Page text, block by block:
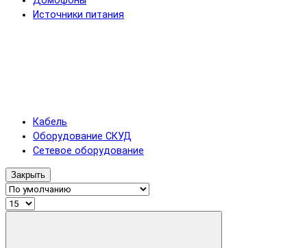
Источники питания
Кабель
Оборудование СКУД
Сетевое оборудование
Закрыть